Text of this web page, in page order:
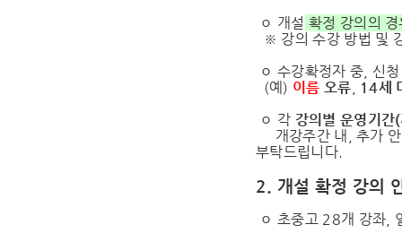
ㅇ 개설 확정 강의의
※ 강의 수강 방법 및
ㅇ 수강확정자 중, 신
(예) 이름 오류
14세
ㅇ 각 강의별 운영기
개강주간 내, 추가 안
부탁드립니다.
2. 개설 확정 강의
ㅇ 초중고 28개 강좌,